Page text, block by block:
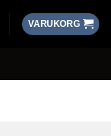
VARUKORG